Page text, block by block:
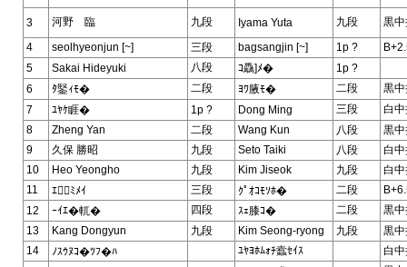
3 河野 臨 九段 Iyama Yuta 九段
黒
4
seolhyeonjun [~] 三段 bagsangjin [~] 1p ?
5
Sakai Hideyuki 八段 ｺ驫]ﾒ�
1p ?
6
ﾀ鋻ｨﾓ� 二段 ﾖﾜ腋ﾓ� 二段
黒
7
ﾕﾔｹ睚� 1p ? Dong Ming 三段
白
8
Zheng Yan 二段 Wang Kun 八段
黒
9
久保 勝昭 九段 Seto Taiki 八段
白
10
Heo Yeongho 九段 Kim Jiseok 九段
白
11
ｴﾐﾒｲ 三段 ｸﾟｵｺﾓｿﾎ� 二段
12
ｰｲｴ�軏� 四段 ｽｪ膝ｺ� 二段
黒
13
Kang Dongyun 九段 Kim Seong-ryong 九段
黒
14
ﾉｽｳﾇｺ�ﾂﾌ�ﾊ ﾕﾔﾖﾎﾑｫﾁ蠧ｾｲｽ
白